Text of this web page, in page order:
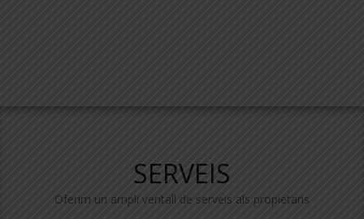
SERVEIS
Oferim un ampli ventall de serveis als propietaris